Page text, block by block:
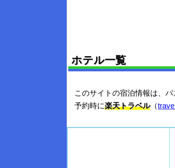
ホテル一覧
このサイトの宿泊情報は、
予約時に楽天トラベル（